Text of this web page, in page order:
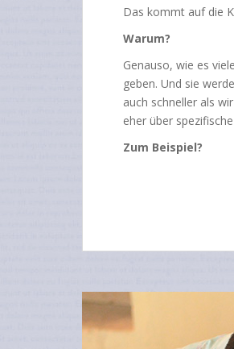
Das kommt auf die
Warum?
Genauso, wie es
geben. Und sie
auch schneller als
eher über
Zum Beispiel?